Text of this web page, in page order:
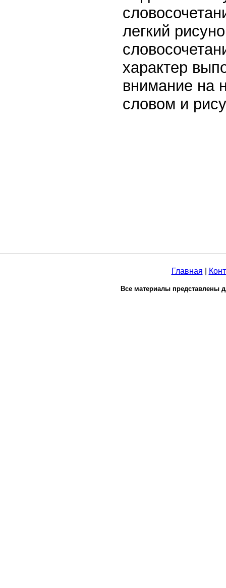
легкий
характер
внимание на
словом и
Главная
Все материалы представлены